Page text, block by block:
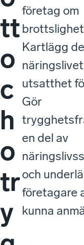
tt
o
c
h
o
tr
y
företag om
Kartlägg
utsatthet
Gör
en del av
och
företagare
kunna